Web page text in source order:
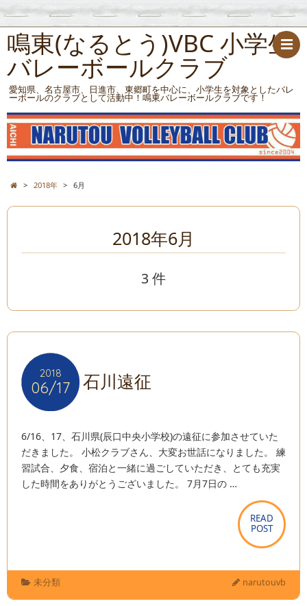
鳴東(なるとう)VBC 小学生
バレーボールクラブ
愛知県、名古屋市、日進市、東郷町を中心に、小学生を対象としたバレ
ーボールのクラブとして活動中！鳴東バレーボールクラブです！
> 2018年 > 6月
2018年6月
3 件
2018
06/17
2018
06/17 石川遠征
6/16、17、石川県(辰口中央小学校)の遠征に参加させていた
だきました。 小松クラブさん、大変お世話になりました。 練
習試合、夕食、宿泊と一緒に過ごしていただき、とても充実
した時間をありがとうございました。 7月7日の …
READ
POST
READ
POST
未分類 narutouvb